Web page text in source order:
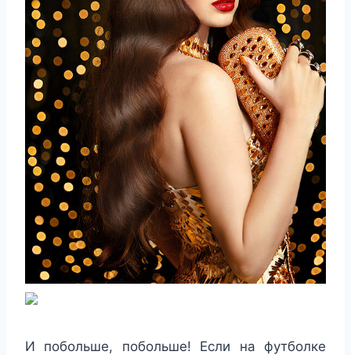
И побольше, побольше! Если на футболке